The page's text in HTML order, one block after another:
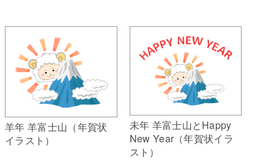
羊年 羊富士山（年賀状
イラスト）
未年 羊富士山とHappy
New Year（年賀状イラ
スト）